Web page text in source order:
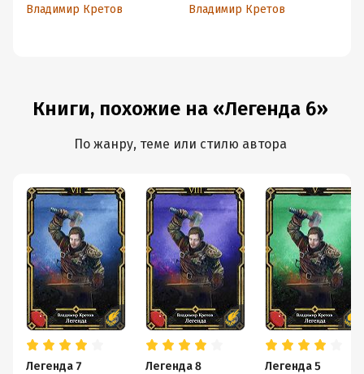
Владимир Кретов
Владимир Кретов
Книги, похожие на «Легенда 6»
По жанру, теме или стилю автора
Легенда 7
Легенда 8
Легенда 5